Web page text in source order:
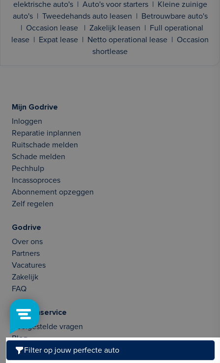
Filter op jouw perfecte auto
elektrische auto's
Auto's voor starters
Kleine zuinige
auto's
Tweedehands auto leasen
Betrouwbare auto's
Occasion lease Zakelijk leasen
Full operational
lease
Expat lease Netto operational lease
Occasion
shortlease
Mijn Godrive
Inloggen
Reparatie inplannen
Ruitschade melden
Schade melden
Pechhulp
Incassoproces
Abonnement opzeggen
Zelf regelen
Godrive
Over ons
Partners
Vacatures
Zakelijk
FAQ
Klantenservice
Veelgestelde vragen
Blog
Auto inruilen